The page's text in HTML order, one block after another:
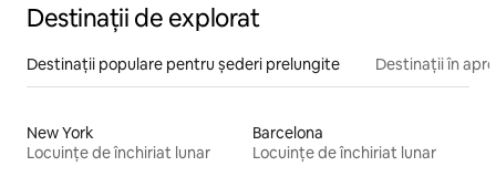
Destinații de explorat
Destinații populare pentru șederi prelungite Destinații în
New York
Locuințe de închiriat lunar
Barcelona
Locuințe de închiriat lunar